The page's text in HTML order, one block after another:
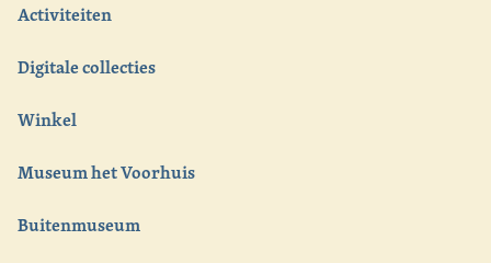
Activiteiten
Digitale collecties
Winkel
Museum het Voorhuis
Buitenmuseum